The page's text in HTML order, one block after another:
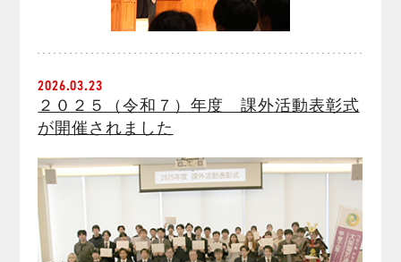
2026.03.23
２０２５（令和７）年度 課外活動表彰式
が開催されました